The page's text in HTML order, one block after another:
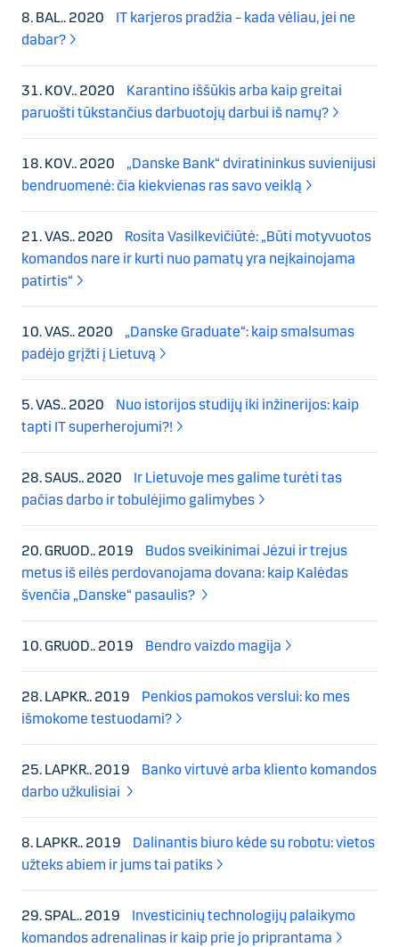
8. BAL.. 2020
IT karjeros pradžia – kada vėliau, jei ne
dabar?
31. KOV.. 2020
Karantino iššūkis arba kaip greitai
paruošti tūkstančius darbuotojų darbui iš namų?
18. KOV.. 2020
„Danske Bank“ dviratininkus suvienijusi
bendruomenė: čia kiekvienas ras savo veiklą
21. VAS.. 2020
Rosita Vasilkevičiūtė: „Būti motyvuotos
komandos nare ir kurti nuo pamatų yra neįkainojama
patirtis“
10. VAS.. 2020
„Danske Graduate“: kaip smalsumas
padėjo grįžti į Lietuvą
5. VAS.. 2020
Nuo istorijos studijų iki inžinerijos: kaip
tapti IT superherojumi?!
28. SAUS.. 2020
Ir Lietuvoje mes galime turėti tas
pačias darbo ir tobulėjimo galimybes
20. GRUOD.. 2019
Budos sveikinimai Jėzui ir trejus
metus iš eilės perdovanojama dovana: kaip Kalėdas
švenčia „Danske“ pasaulis?
10. GRUOD.. 2019 Bendro vaizdo magija
28. LAPKR.. 2019
Penkios pamokos verslui: ko mes
išmokome testuodami?
25. LAPKR.. 2019
Banko virtuvė arba kliento komandos
darbo užkulisiai
8. LAPKR.. 2019
Dalinantis biuro kėde su robotu: vietos
užteks abiem ir jums tai patiks
29. SPAL.. 2019
Investicinių technologijų palaikymo
komandos adrenalinas ir kaip prie jo priprantama